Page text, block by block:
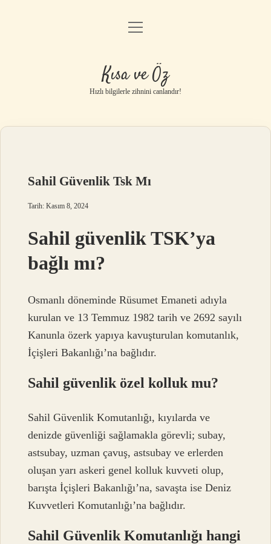
Anasayfa
Gizlilik Politikası
Yasal Uyarı
menüyü
Kısa ve Öz
Hızlı bilgilerle zihnini canlandır!
Sahil Güvenlik Tsk Mı
Tarih: Kasım 8, 2024
Sahil güvenlik TSK’ya
bağlı mı?
Osmanlı döneminde Rüsumet Emaneti adıyla
kurulan ve 13 Temmuz 1982 tarih ve 2692 sayılı
Kanunla özerk yapıya kavuşturulan komutanlık,
İçişleri Bakanlığı’na bağlıdır.
Sahil güvenlik özel kolluk mu?
Sahil Güvenlik Komutanlığı, kıyılarda ve
denizde güvenliği sağlamakla görevli; subay,
astsubay, uzman çavuş, astsubay ve erlerden
oluşan yarı askeri genel kolluk kuvveti olup,
barışta İçişleri Bakanlığı’na, savaşta ise Deniz
Kuvvetleri Komutanlığı’na bağlıdır.
Sahil Güvenlik Komutanlığı hangi